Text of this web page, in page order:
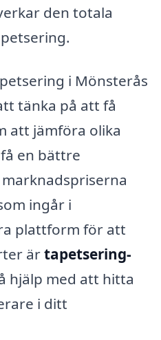
den totala
i Mönsterås
tänka på att få
att jämföra olika
en bättre
ingår i
plattform för att
ärtapetsering-
hjälp med att hitta
i ditt